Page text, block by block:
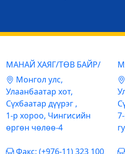
МАНАЙ ХАЯГ/ТӨВ БАЙР/
Mонгол улс,
Улаанбаатар хот,
Сүхбаатар дүүрэг ,
1-р хороо, Чингисийн
өргөн чөлөө-4
Факс: (+976-11) 323 100